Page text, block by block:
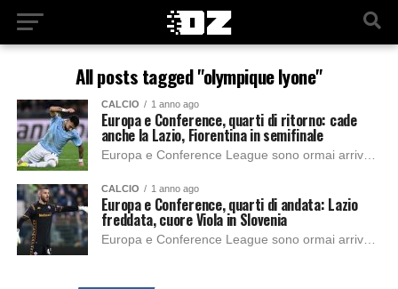
All posts tagged "olympique lyone"
CALCIO 1 anno ago
Europa e Conference, quarti di ritorno: cade
anche la Lazio, Fiorentina in semifinale
Europa e Conference League sono ormai arrivate ai quarti di finale, con le gare di ritorno che hanno chiuso questa fase delle competizioni. La serata dà...
CALCIO 1 anno ago
Europa e Conference, quarti di andata: Lazio
freddata, cuore Viola in Slovenia
Europa e Conference League sono ormai arrivate ai quarti di finale, con le gare di andata che hanno già fornito i loro verdetti. Serata dolceamara per...